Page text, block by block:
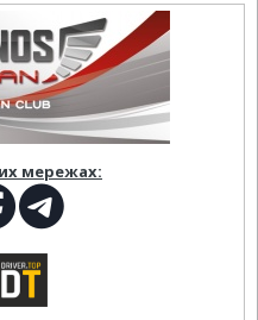
мережах: